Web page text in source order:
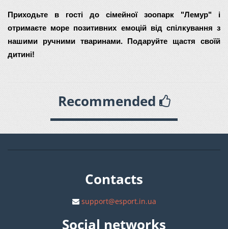
Приходьте в гості до сімейної зоопарк "Лемур" і
отримаєте море позитивних емоцій від спілкування з
нашими ручними тваринами. Подаруйте щастя своїй
дитині!
Recommended
Contacts
support@esport.in.ua
Social networks